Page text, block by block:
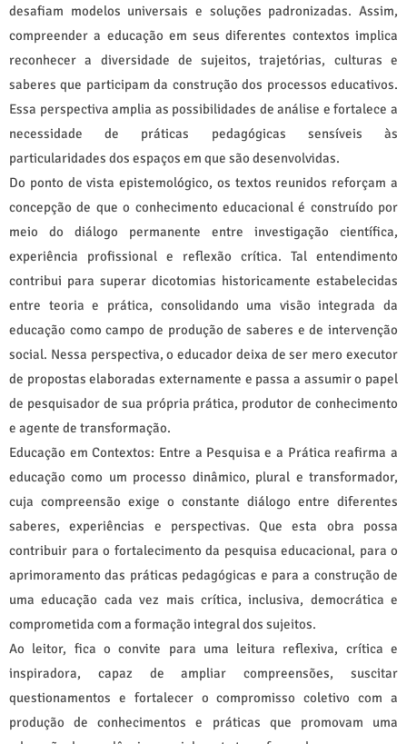
desafiam modelos universais e soluções padronizadas. Assim,
compreender a educação em seus diferentes contextos implica
reconhecer a diversidade de sujeitos, trajetórias, culturas e
saberes que participam da construção dos processos educativos.
Essa perspectiva amplia as possibilidades de análise e fortalece a
necessidade de práticas pedagógicas sensíveis às
particularidades dos espaços em que são desenvolvidas.
Do ponto de vista epistemológico, os textos reunidos reforçam a
concepção de que o conhecimento educacional é construído por
meio do diálogo permanente entre investigação científica,
experiência profissional e reflexão crítica. Tal entendimento
contribui para superar dicotomias historicamente estabelecidas
entre teoria e prática, consolidando uma visão integrada da
educação como campo de produção de saberes e de intervenção
social. Nessa perspectiva, o educador deixa de ser mero executor
de propostas elaboradas externamente e passa a assumir o papel
de pesquisador de sua própria prática, produtor de conhecimento
e agente de transformação.
Educação em Contextos: Entre a Pesquisa e a Prática reafirma a
educação como um processo dinâmico, plural e transformador,
cuja compreensão exige o constante diálogo entre diferentes
saberes, experiências e perspectivas. Que esta obra possa
contribuir para o fortalecimento da pesquisa educacional, para o
aprimoramento das práticas pedagógicas e para a construção de
uma educação cada vez mais crítica, inclusiva, democrática e
comprometida com a formação integral dos sujeitos.
Ao leitor, fica o convite para uma leitura reflexiva, crítica e
inspiradora, capaz de ampliar compreensões, suscitar
questionamentos e fortalecer o compromisso coletivo com a
produção de conhecimentos e práticas que promovam uma